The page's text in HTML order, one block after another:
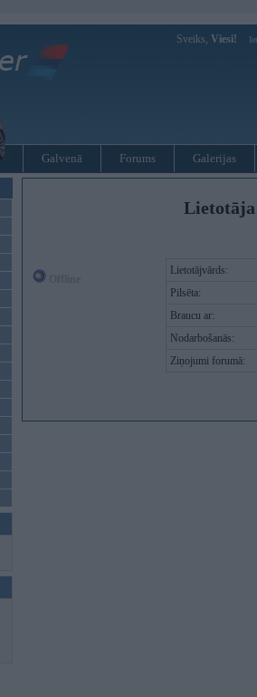
Sveiks, Viesi!
Galvenā Forums Galerijas
Lietotājvārds:
Pilsēta:
Braucu ar:
Nodarbošanās:
Ziņojumi forumā: